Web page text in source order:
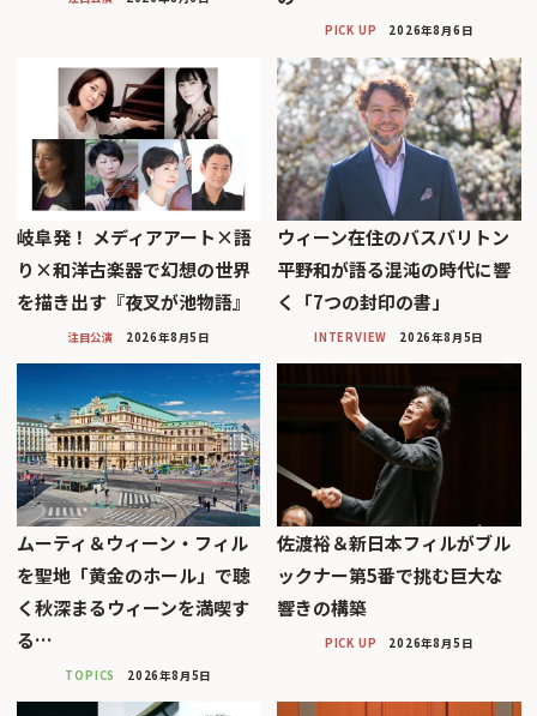
PICK UP 2026年8月6日
岐阜発！ メディアアート×語
り×和洋古楽器で幻想の世界
を描き出す『夜叉が池物語』
注目公演 2026年8月5日
ウィーン在住のバスバリトン
平野和が語る混沌の時代に響
く「7つの封印の書」
INTERVIEW 2026年8月5日
ムーティ＆ウィーン・フィル
を聖地「黄金のホール」で聴
く秋深まるウィーンを満喫す
る…
TOPICS 2026年8月5日
佐渡裕＆新日本フィルがブル
ックナー第5番で挑む巨大な
響きの構築
PICK UP 2026年8月5日